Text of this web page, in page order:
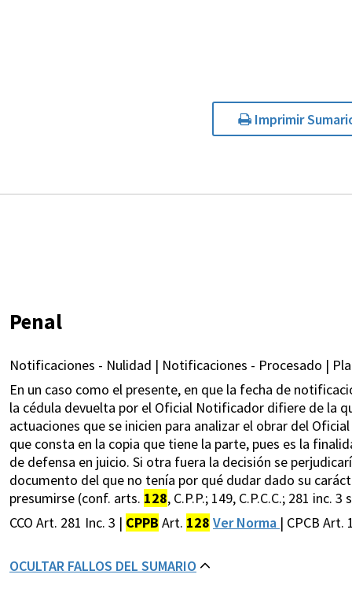
Imprimir
Penal
Notificaciones - Nulidad | Notificaciones - Procesado |
En un caso como el presente, en que la fecha de
la cédula devuelta por el Oficial Notificador difiere de la
actuaciones que se inicien para analizar el obrar del
que consta en la copia que tiene la parte, pues es la
de defensa en juicio. Si otra fuera la decisión se
documento del que no tenía por qué dudar dado su
presumirse (conf. arts. 128, C.P.P.; 149, C.P.C.C.; 281 inc.
CCO Art. 281 Inc. 3 | CPPB Art. 128 Ver Norma | CPCB Art.
OCULTAR FALLOS DEL SUMARIO